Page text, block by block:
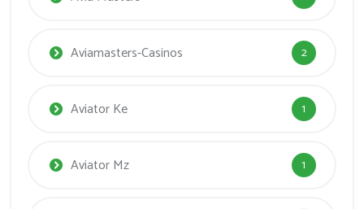
Aviamasters-Casinos 2
Aviator Ke 1
Aviator Mz 1